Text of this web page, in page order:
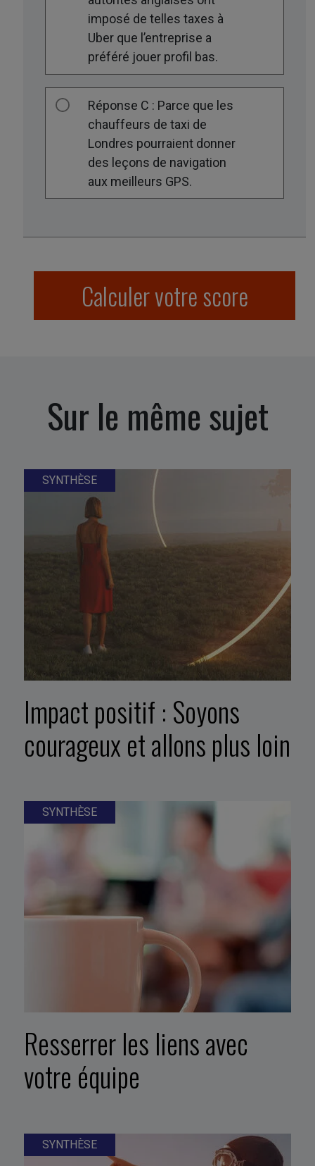
imposé de telles taxes à
Uber que l’entreprise a
préféré jouer profil bas.
Réponse C : Parce que les
chauffeurs de taxi de
Londres pourraient donner
des leçons de navigation
aux meilleurs GPS.
Calculer votre score
Sur le même sujet
SYNTHÈSE
Impact positif : Soyons
courageux et allons plus loin
SYNTHÈSE
Resserrer les liens avec
votre équipe
SYNTHÈSE